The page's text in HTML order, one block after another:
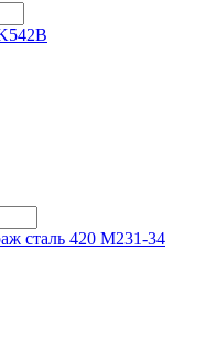
сталь 420 M231-34